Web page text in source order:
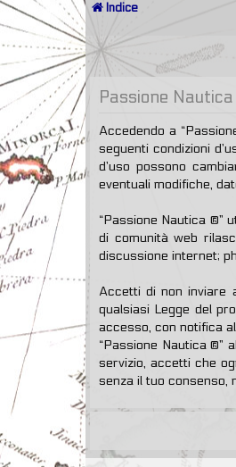
Indice
Passione
Accedendo a
seguenti condizioni
d’uso possono
eventuali modifiche,
“Passione Nautica ®”
di comunità web
discussione internet;
Accetti di non inviare
qualsiasi Legge del
accesso, con notifica
“Passione Nautica ®”
servizio, accetti che
senza il tuo consenso,